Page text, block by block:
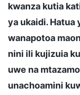
kwanza kutia
ya ukaidi. Hatua
wanapotoa
nini ili kujizuia
uwe na
unachoamini